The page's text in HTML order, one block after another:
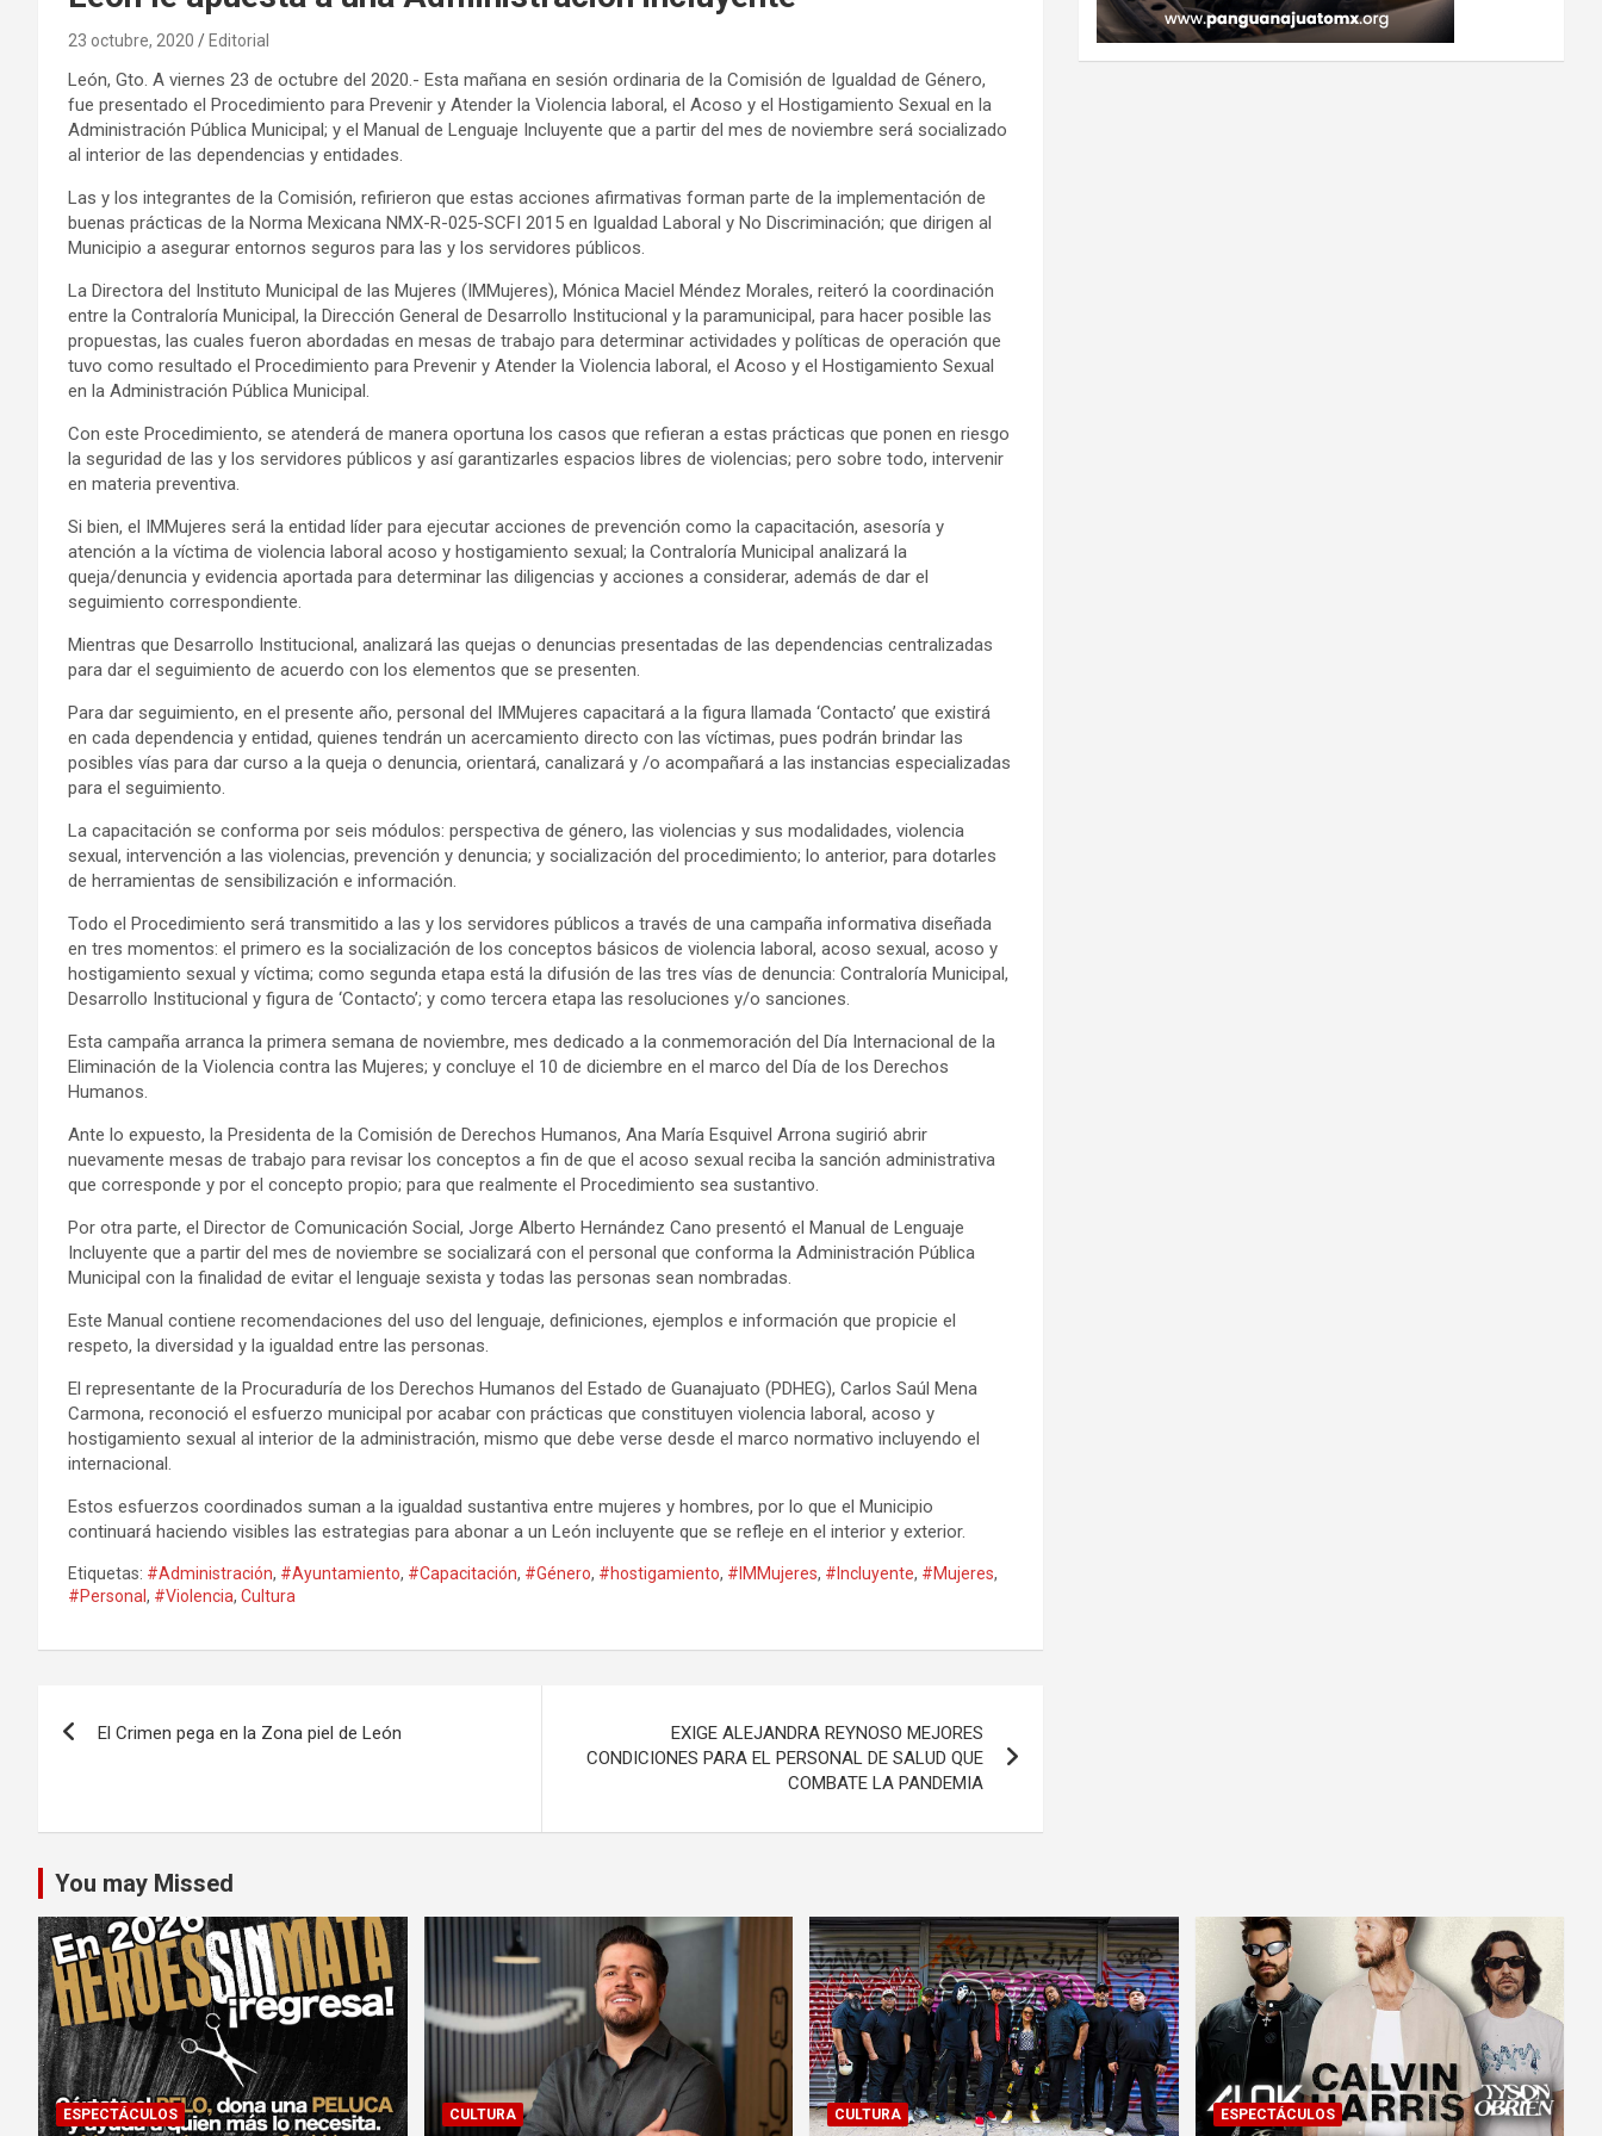
23 octubre, 2020 Editorial
León, Gto. A viernes 23 de octubre del 2020.- Esta mañana en sesión ordinaria de la Comisión de Igualdad de Género,
fue presentado el Procedimiento para Prevenir y Atender la Violencia laboral, el Acoso y el Hostigamiento Sexual en la
Administración Pública Municipal; y el Manual de Lenguaje Incluyente que a partir del mes de noviembre será socializado
al interior de las dependencias y entidades.
Las y los integrantes de la Comisión, refirieron que estas acciones afirmativas forman parte de la implementación de
buenas prácticas de la Norma Mexicana NMX-R-025-SCFI 2015 en Igualdad Laboral y No Discriminación; que dirigen al
Municipio a asegurar entornos seguros para las y los servidores públicos.
La Directora del Instituto Municipal de las Mujeres (IMMujeres), Mónica Maciel Méndez Morales, reiteró la coordinación
entre la Contraloría Municipal, la Dirección General de Desarrollo Institucional y la paramunicipal, para hacer posible las
propuestas, las cuales fueron abordadas en mesas de trabajo para determinar actividades y políticas de operación que
tuvo como resultado el Procedimiento para Prevenir y Atender la Violencia laboral, el Acoso y el Hostigamiento Sexual
en la Administración Pública Municipal.
Con este Procedimiento, se atenderá de manera oportuna los casos que refieran a estas prácticas que ponen en riesgo
la seguridad de las y los servidores públicos y así garantizarles espacios libres de violencias; pero sobre todo, intervenir
en materia preventiva.
Si bien, el IMMujeres será la entidad líder para ejecutar acciones de prevención como la capacitación, asesoría y
atención a la víctima de violencia laboral acoso y hostigamiento sexual; la Contraloría Municipal analizará la
queja/denuncia y evidencia aportada para determinar las diligencias y acciones a considerar, además de dar el
seguimiento correspondiente.
Mientras que Desarrollo Institucional, analizará las quejas o denuncias presentadas de las dependencias centralizadas
para dar el seguimiento de acuerdo con los elementos que se presenten.
Para dar seguimiento, en el presente año, personal del IMMujeres capacitará a la figura llamada ‘Contacto’ que existirá
en cada dependencia y entidad, quienes tendrán un acercamiento directo con las víctimas, pues podrán brindar las
posibles vías para dar curso a la queja o denuncia, orientará, canalizará y /o acompañará a las instancias especializadas
para el seguimiento.
La capacitación se conforma por seis módulos: perspectiva de género, las violencias y sus modalidades, violencia
sexual, intervención a las violencias, prevención y denuncia; y socialización del procedimiento; lo anterior, para dotarles
de herramientas de sensibilización e información.
Todo el Procedimiento será transmitido a las y los servidores públicos a través de una campaña informativa diseñada
en tres momentos: el primero es la socialización de los conceptos básicos de violencia laboral, acoso sexual, acoso y
hostigamiento sexual y víctima; como segunda etapa está la difusión de las tres vías de denuncia: Contraloría Municipal,
Desarrollo Institucional y figura de ‘Contacto’; y como tercera etapa las resoluciones y/o sanciones.
Esta campaña arranca la primera semana de noviembre, mes dedicado a la conmemoración del Día Internacional de la
Eliminación de la Violencia contra las Mujeres; y concluye el 10 de diciembre en el marco del Día de los Derechos
Humanos.
Ante lo expuesto, la Presidenta de la Comisión de Derechos Humanos, Ana María Esquivel Arrona sugirió abrir
nuevamente mesas de trabajo para revisar los conceptos a fin de que el acoso sexual reciba la sanción administrativa
que corresponde y por el concepto propio; para que realmente el Procedimiento sea sustantivo.
Por otra parte, el Director de Comunicación Social, Jorge Alberto Hernández Cano presentó el Manual de Lenguaje
Incluyente que a partir del mes de noviembre se socializará con el personal que conforma la Administración Pública
Municipal con la finalidad de evitar el lenguaje sexista y todas las personas sean nombradas.
Este Manual contiene recomendaciones del uso del lenguaje, definiciones, ejemplos e información que propicie el
respeto, la diversidad y la igualdad entre las personas.
El representante de la Procuraduría de los Derechos Humanos del Estado de Guanajuato (PDHEG), Carlos Saúl Mena
Carmona, reconoció el esfuerzo municipal por acabar con prácticas que constituyen violencia laboral, acoso y
hostigamiento sexual al interior de la administración, mismo que debe verse desde el marco normativo incluyendo el
internacional.
Estos esfuerzos coordinados suman a la igualdad sustantiva entre mujeres y hombres, por lo que el Municipio
continuará haciendo visibles las estrategias para abonar a un León incluyente que se refleje en el interior y exterior.
Etiquetas: #Administración, #Ayuntamiento, #Capacitación, #Género, #hostigamiento, #IMMujeres, #Incluyente, #Mujeres,
#Personal , #Violencia, Cultura
El Crimen pega en la Zona piel de León
EXIGE ALEJANDRA REYNOSO MEJORES
CONDICIONES PARA EL PERSONAL DE SALUD QUE
COMBATE LA PANDEMIA
You may Missed
ESPECTÁCULOS CULTURA CULTURA ESPECTÁCULOS